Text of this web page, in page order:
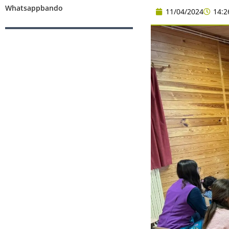
Whatsappbando
11/04/2024